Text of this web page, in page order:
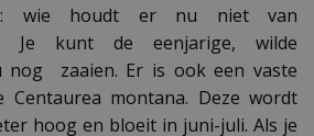
: wie houdt er nu niet van
Je kunt de eenjarige, wilde
nog zaaien. Er is ook een vaste
Centaurea montana. Deze wordt
hoog en bloeit in juni-juli. Als je